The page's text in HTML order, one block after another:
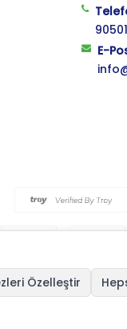
E-
Özelleştir